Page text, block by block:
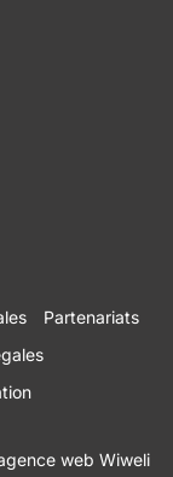
Partenariats
web Wiweli